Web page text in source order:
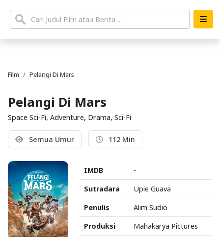
Film Pelangi Di Mars
Pelangi Di Mars
Space Sci-Fi, Adventure, Drama, Sci-Fi
Semua Umur 112 Min
IMDB
-
Sutradara
Upie Guava
Penulis
Alim Sudio
Produksi
Mahakarya Pictures